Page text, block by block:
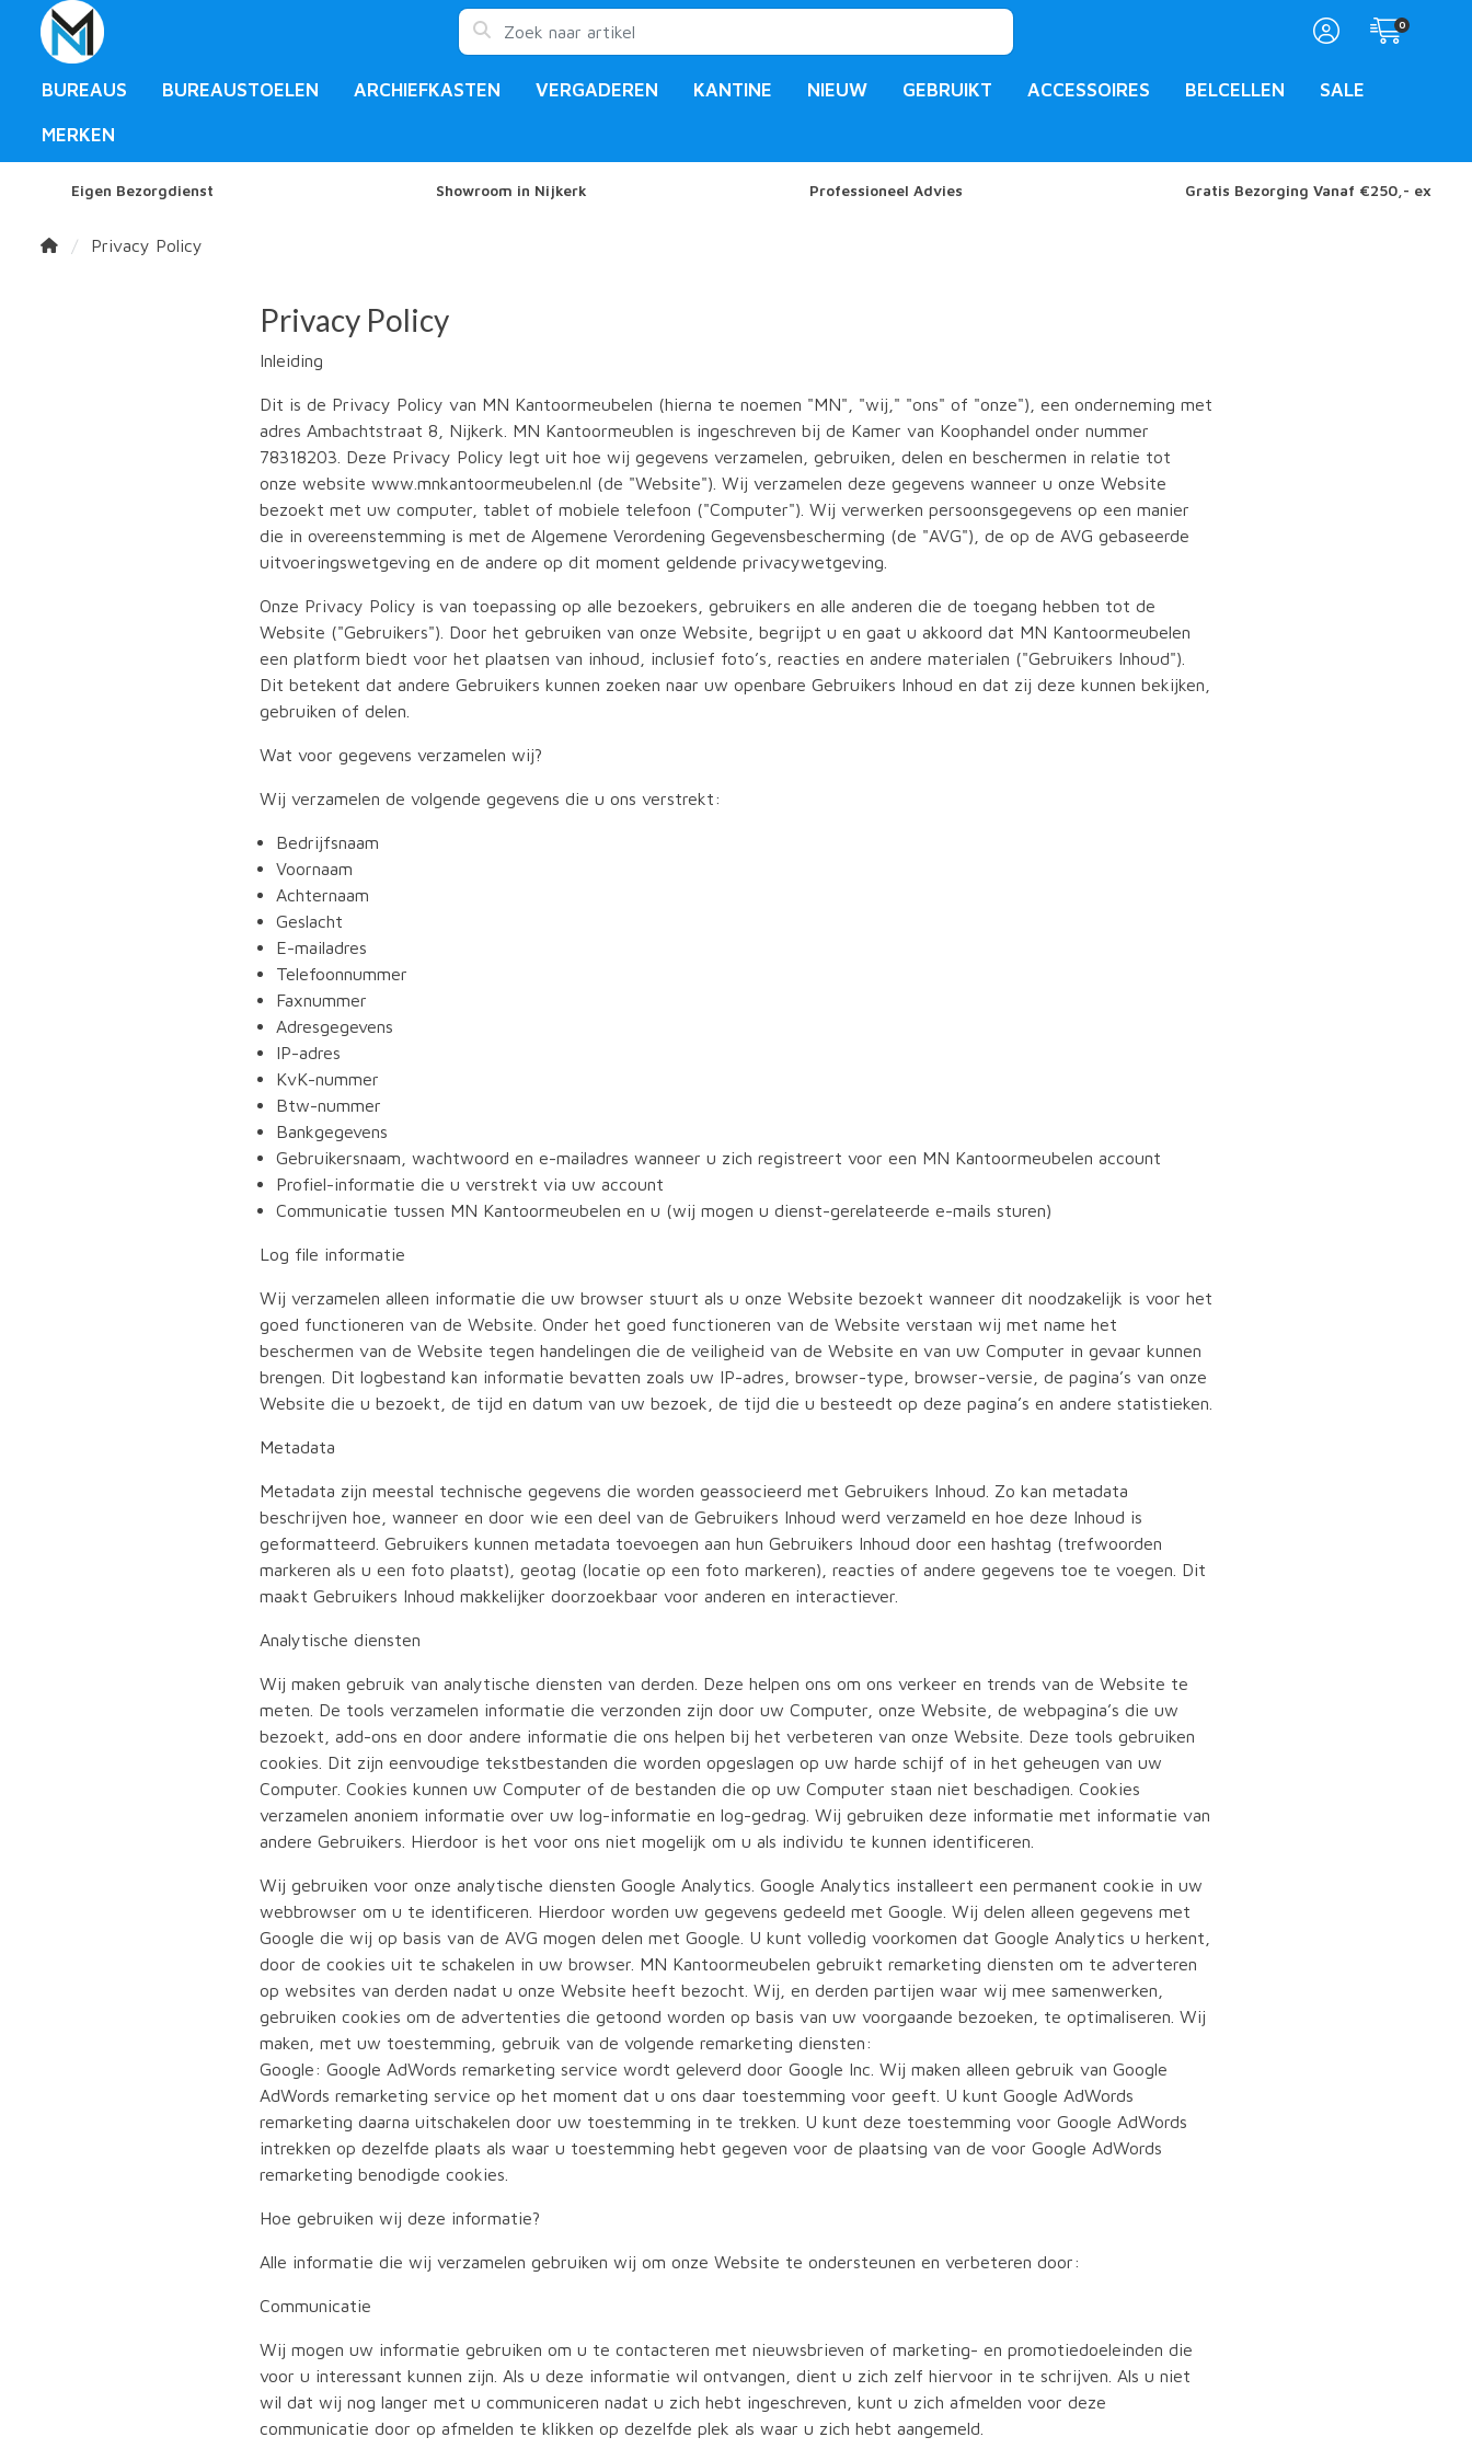
0
BUREAUS BUREAUSTOELEN ARCHIEFKASTEN VERGADEREN KANTINE NIEUW GEBRUIKT ACCESSOIRES BELCELLEN SALE
MERKEN
Eigen Bezorgdienst Showroom in Nijkerk Professioneel Advies Gratis Bezorging Vanaf €250,- ex
Privacy Policy
Privacy Policy
Inleiding
Dit is de Privacy Policy van MN Kantoormeubelen (hierna te noemen "MN", "wij," "ons" of "onze"), een onderneming met
adres Ambachtstraat 8, Nijkerk. MN Kantoormeublen is ingeschreven bij de Kamer van Koophandel onder nummer
78318203. Deze Privacy Policy legt uit hoe wij gegevens verzamelen, gebruiken, delen en beschermen in relatie tot
onze website www.mnkantoormeubelen.nl (de "Website"). Wij verzamelen deze gegevens wanneer u onze Website
bezoekt met uw computer, tablet of mobiele telefoon ("Computer"). Wij verwerken persoonsgegevens op een manier
die in overeenstemming is met de Algemene Verordening Gegevensbescherming (de "AVG"), de op de AVG gebaseerde
uitvoeringswetgeving en de andere op dit moment geldende privacywetgeving.
Onze Privacy Policy is van toepassing op alle bezoekers, gebruikers en alle anderen die de toegang hebben tot de
Website ("Gebruikers"). Door het gebruiken van onze Website, begrijpt u en gaat u akkoord dat MN Kantoormeubelen
een platform biedt voor het plaatsen van inhoud, inclusief foto’s, reacties en andere materialen ("Gebruikers Inhoud").
Dit betekent dat andere Gebruikers kunnen zoeken naar uw openbare Gebruikers Inhoud en dat zij deze kunnen bekijken,
gebruiken of delen.
Wat voor gegevens verzamelen wij?
Wij verzamelen de volgende gegevens die u ons verstrekt:
Bedrijfsnaam
Voornaam
Achternaam
Geslacht
E-mailadres
Telefoonnummer
Faxnummer
Adresgegevens
IP-adres
KvK-nummer
Btw-nummer
Bankgegevens
Gebruikersnaam, wachtwoord en e-mailadres wanneer u zich registreert voor een MN Kantoormeubelen account
Profiel-informatie die u verstrekt via uw account
Communicatie tussen MN Kantoormeubelen en u (wij mogen u dienst-gerelateerde e-mails sturen)
Log file informatie
Wij verzamelen alleen informatie die uw browser stuurt als u onze Website bezoekt wanneer dit noodzakelijk is voor het
goed functioneren van de Website. Onder het goed functioneren van de Website verstaan wij met name het
beschermen van de Website tegen handelingen die de veiligheid van de Website en van uw Computer in gevaar kunnen
brengen. Dit logbestand kan informatie bevatten zoals uw IP-adres, browser-type, browser-versie, de pagina’s van onze
Website die u bezoekt, de tijd en datum van uw bezoek, de tijd die u besteedt op deze pagina’s en andere statistieken.
Metadata
Metadata zijn meestal technische gegevens die worden geassocieerd met Gebruikers Inhoud. Zo kan metadata
beschrijven hoe, wanneer en door wie een deel van de Gebruikers Inhoud werd verzameld en hoe deze Inhoud is
geformatteerd. Gebruikers kunnen metadata toevoegen aan hun Gebruikers Inhoud door een hashtag (trefwoorden
markeren als u een foto plaatst), geotag (locatie op een foto markeren), reacties of andere gegevens toe te voegen. Dit
maakt Gebruikers Inhoud makkelijker doorzoekbaar voor anderen en interactiever.
Analytische diensten
Wij maken gebruik van analytische diensten van derden. Deze helpen ons om ons verkeer en trends van de Website te
meten. De tools verzamelen informatie die verzonden zijn door uw Computer, onze Website, de webpagina’s die uw
bezoekt, add-ons en door andere informatie die ons helpen bij het verbeteren van onze Website. Deze tools gebruiken
cookies. Dit zijn eenvoudige tekstbestanden die worden opgeslagen op uw harde schijf of in het geheugen van uw
Computer. Cookies kunnen uw Computer of de bestanden die op uw Computer staan niet beschadigen. Cookies
verzamelen anoniem informatie over uw log-informatie en log-gedrag. Wij gebruiken deze informatie met informatie van
andere Gebruikers. Hierdoor is het voor ons niet mogelijk om u als individu te kunnen identificeren.
Wij gebruiken voor onze analytische diensten Google Analytics. Google Analytics installeert een permanent cookie in uw
webbrowser om u te identificeren. Hierdoor worden uw gegevens gedeeld met Google. Wij delen alleen gegevens met
Google die wij op basis van de AVG mogen delen met Google. U kunt volledig voorkomen dat Google Analytics u herkent,
door de cookies uit te schakelen in uw browser. MN Kantoormeubelen gebruikt remarketing diensten om te adverteren
op websites van derden nadat u onze Website heeft bezocht. Wij, en derden partijen waar wij mee samenwerken,
gebruiken cookies om de advertenties die getoond worden op basis van uw voorgaande bezoeken, te optimaliseren. Wij
maken, met uw toestemming, gebruik van de volgende remarketing diensten:
Google: Google AdWords remarketing service wordt geleverd door Google Inc. Wij maken alleen gebruik van Google
AdWords remarketing service op het moment dat u ons daar toestemming voor geeft. U kunt Google AdWords
remarketing daarna uitschakelen door uw toestemming in te trekken. U kunt deze toestemming voor Google AdWords
intrekken op dezelfde plaats als waar u toestemming hebt gegeven voor de plaatsing van de voor Google AdWords
remarketing benodigde cookies.
Hoe gebruiken wij deze informatie?
Alle informatie die wij verzamelen gebruiken wij om onze Website te ondersteunen en verbeteren door:
Communicatie
Wij mogen uw informatie gebruiken om u te contacteren met nieuwsbrieven of marketing- en promotiedoeleinden die
voor u interessant kunnen zijn. Als u deze informatie wil ontvangen, dient u zich zelf hiervoor in te schrijven. Als u niet
wil dat wij nog langer met u communiceren nadat u zich hebt ingeschreven, kunt u zich afmelden voor deze
communicatie door op afmelden te klikken op dezelfde plek als waar u zich hebt aangemeld.